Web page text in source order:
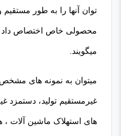
توان آنها را به طور
محصولی خاص اختصاص داد
میگویند.
میتوان به نمونه های
غیرمستقیم تولید، دستمزد
های استهلاک ماشین آلات ،